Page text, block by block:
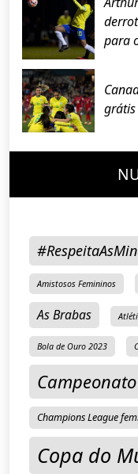
para
grátis
Amistosos Femininos
As Brabas
Bola de Ouro 2023
Champions League
Copa do